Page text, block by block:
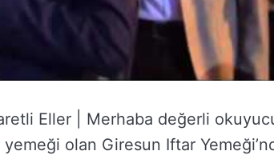
Eller | Merhaba değerli
olan Giresun Iftar